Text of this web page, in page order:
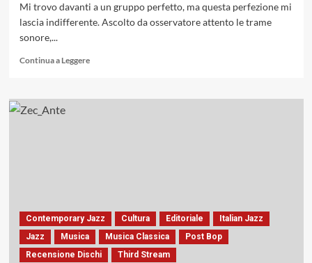
Circle
Music,
Mi trovo davanti a un gruppo perfetto, ma questa perfezione mi
lascia indifferente. Ascolto da osservatore attento le trame
sonore,...
Continua a LeggereLeggi
su
ed
Eric
Harland
alla
Contemporary Jazz Cultura Editoriale
Italian Jazz
Jazz
Musica Musica Classica
Post Bop
Recensione Dischi
Third Stream